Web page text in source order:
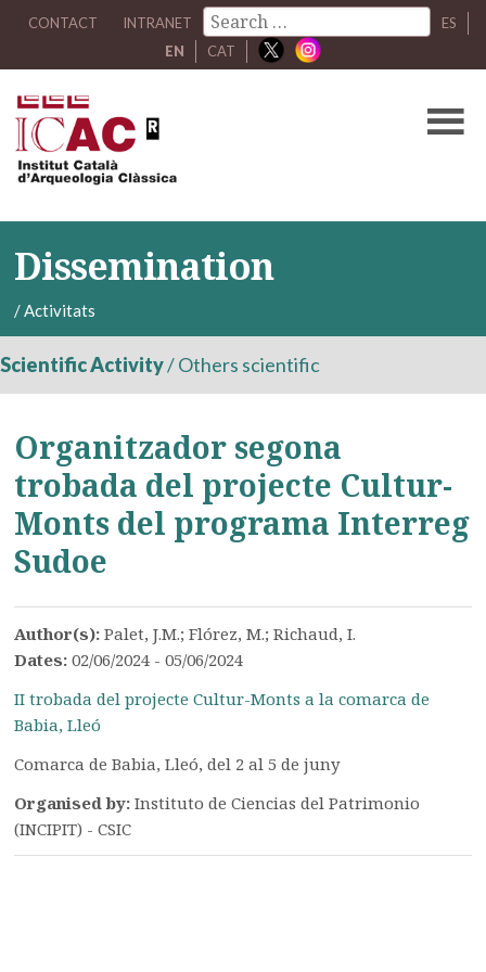
CONTACT INTRANET
ES
EN
CAT
Dissemination
/Activitats
Scientific Activity/Others scientific
Organitzador segona
trobada del projecte Cultur-
Monts del programa Interreg
Sudoe
Author(s):Palet, J.M.; Flórez, M.; Richaud, I.
Dates:02/06/2024 - 05/06/2024
II trobada del projecte Cultur-Monts a la comarca de
Babia, Lleó
Comarca de Babia, Lleó, del 2 al 5 de juny
Organised by:Instituto de Ciencias del Patrimonio
(INCIPIT) - CSIC